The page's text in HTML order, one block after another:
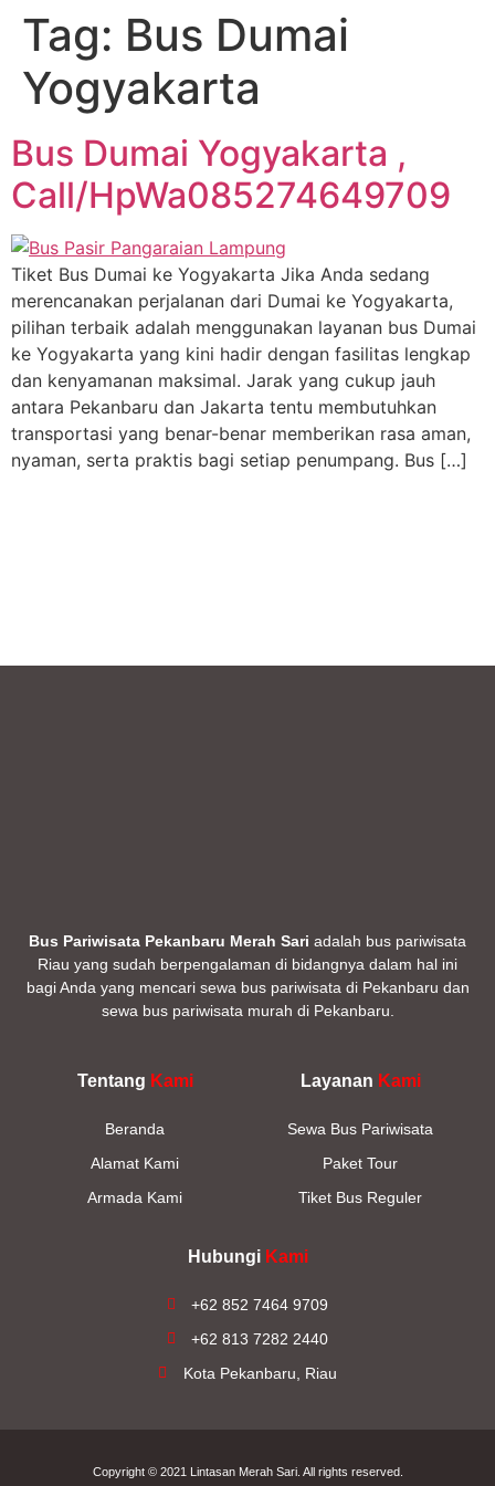
Tag: Bus Dumai
Yogyakarta
Bus Dumai Yogyakarta ,
Call/HpWa085274649709
Tiket Bus Dumai ke Yogyakarta Jika Anda sedang
merencanakan perjalanan dari Dumai ke Yogyakarta,
pilihan terbaik adalah menggunakan layanan bus Dumai
ke Yogyakarta yang kini hadir dengan fasilitas lengkap
dan kenyamanan maksimal. Jarak yang cukup jauh
antara Pekanbaru dan Jakarta tentu membutuhkan
transportasi yang benar-benar memberikan rasa aman,
nyaman, serta praktis bagi setiap penumpang. Bus […]
Bus Pariwisata Pekanbaru Merah Sari adalah bus pariwisata
Riau yang sudah berpengalaman di bidangnya dalam hal ini
bagi Anda yang mencari sewa bus pariwisata di Pekanbaru dan
sewa bus pariwisata murah di Pekanbaru.
Tentang Kami
Beranda
Alamat Kami
Armada Kami
Layanan Kami
Sewa Bus Pariwisata
Paket Tour
Tiket Bus Reguler
Hubungi Kami
+62 852 7464 9709
+62 813 7282 2440
Kota Pekanbaru, Riau
Copyright © 2021 Lintasan Merah Sari. All rights reserved.